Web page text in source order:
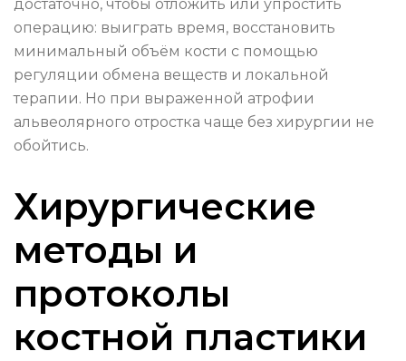
достаточно, чтобы отложить или упростить
операцию: выиграть время, восстановить
минимальный объём кости с помощью
регуляции обмена веществ и локальной
терапии. Но при выраженной атрофии
альвеолярного отростка чаще без хирургии не
обойтись.
Хирургические
методы и
протоколы
костной пластики